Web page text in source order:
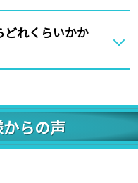
どれくらいかか
らの声